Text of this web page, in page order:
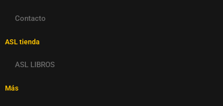
Contacto
ASL tienda
ASL LIBROS
Más